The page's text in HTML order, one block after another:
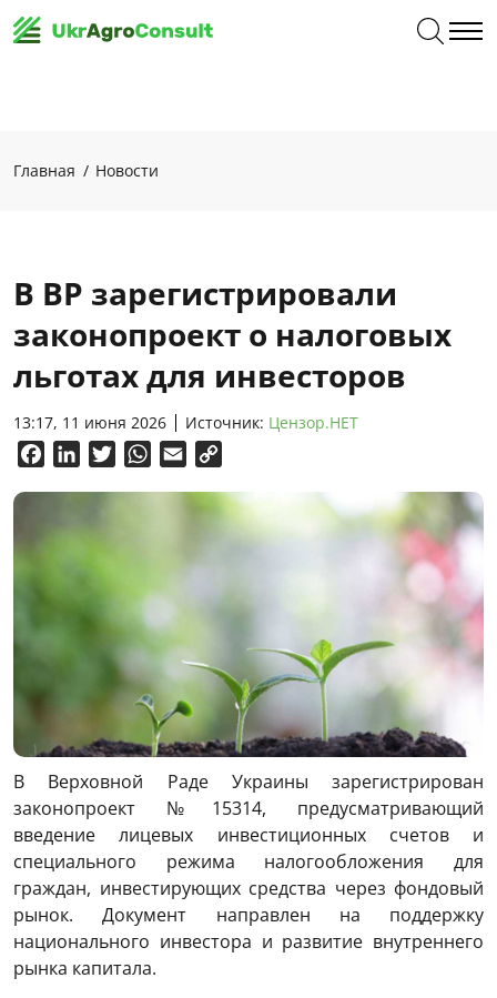
Главная Новости
В ВР зарегистрировали
законопроект о налоговых
льготах для инвесторов
13:17, 11 июня 2026 Источник: Цензор.НЕТ
FacebookLinkedInTwitterWhatsApp
Email
В Верховной Раде Украины зарегистрирован
законопроект №15314, предусматривающий
введение лицевых инвестиционных счетов и
специального режима налогообложения для
граждан, инвестирующих средства через фондовый
рынок. Документ направлен на поддержку
национального инвестора и развитие внутреннего
рынка капитала.